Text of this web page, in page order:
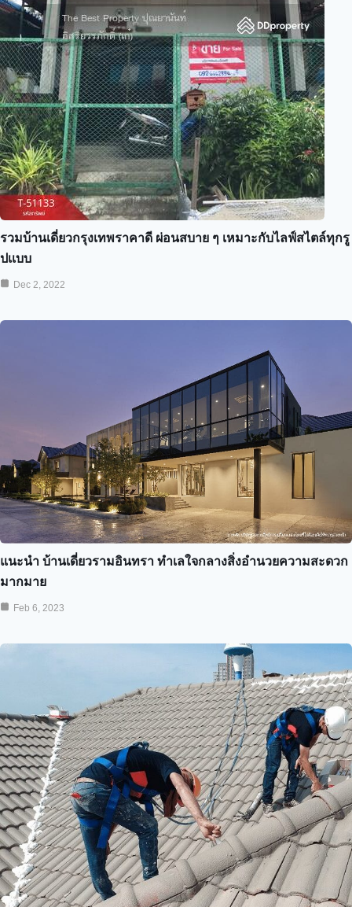
รวมบ้านเดี่ยวกรุงเทพราคาดี ผ่อนสบาย ๆ เหมาะกับไลฟ์สไตล์ทุกรู
ปเเบบ
Dec 2, 2022
แนะนำ บ้านเดี่ยวรามอินทรา ทำเลใจกลางสิ่งอำนวยความสะดวก
มากมาย
Feb 6, 2023